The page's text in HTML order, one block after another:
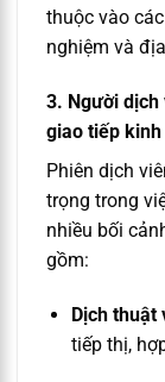
thuộc vào
nghiệm và
3. Người dịch
giao tiếp kinh
Phiên dịch
trọng trong
nhiều bối
gồm:
Dịch thuật
tiếp thị,